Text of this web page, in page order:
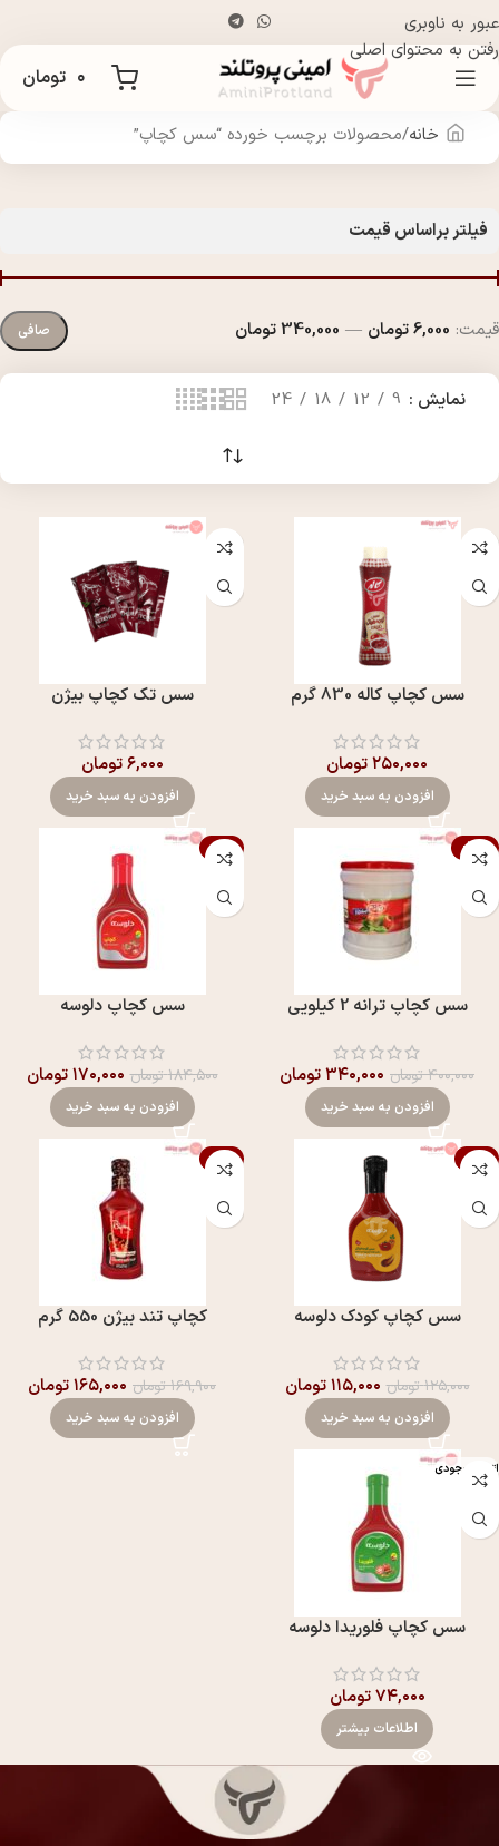
عبور به ناوبری
رفتن به محتوای اصلی
۰ تومان
خانه محصولات برچسب خورده “سس کچاپ”
فیلتر براساس قیمت
صافی قيمت: 6,000 تومان — 340,000 تومان
نمایش 9
12
18
24
سس کچاپ کاله 830 گرم
۲۵۰,۰۰۰تومان
افزودن به سبد خرید
سس تک کچاپ بيژن
۶,۰۰۰تومان
افزودن به سبد خرید
-15%
سس کچاپ ترانه 2 کیلویی
۴۰۰,۰۰۰تومان ۳۴۰,۰۰۰تومان
افزودن به سبد خرید
-8%
سس کچاپ دلوسه
۱۸۴,۵۰۰تومان ۱۷۰,۰۰۰تومان
افزودن به سبد خرید
-8%
سس کچاپ کودک دلوسه
۱۲۵,۰۰۰تومان ۱۱۵,۰۰۰تومان
افزودن به سبد خرید
-3%
کچاپ تند بيژن 550 گرم
۱۶۹,۹۰۰تومان ۱۶۵,۰۰۰تومان
افزودن به سبد خرید
اتمام موجودی
سس کچاپ فلوریدا دلوسه
۷۴,۰۰۰تومان
اطلاعات بیشتر